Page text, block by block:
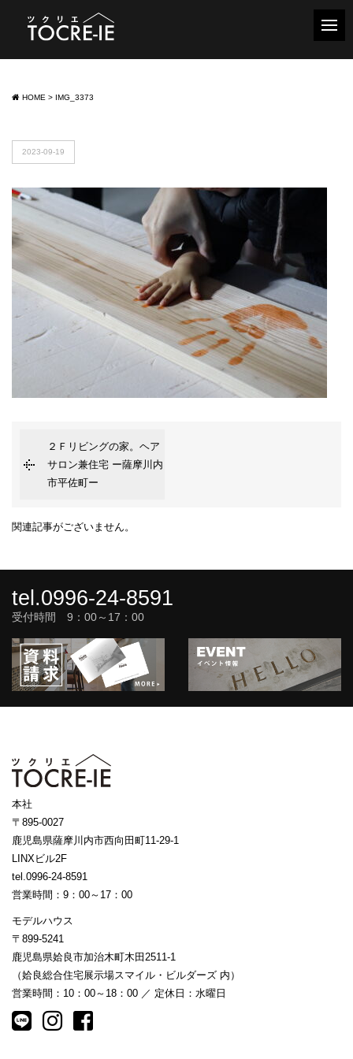
HOME > IMG_3373
2023-09-19
２Ｆリビングの家。ヘア
サロン兼住宅 ー薩摩川内
市平佐町ー
関連記事がございません。
tel.0996-24-8591
受付時間 9：00～17：00
本社
〒895-0027
鹿児島県薩摩川内市西向田町11-29-1
LINXビル2F
tel.0996-24-8591
営業時間：9：00～17：00
モデルハウス
〒899-5241
鹿児島県姶良市加治木町木田2511-1
（姶良総合住宅展示場スマイル・ビルダーズ 内）
営業時間：10：00～18：00 ／ 定休日：水曜日